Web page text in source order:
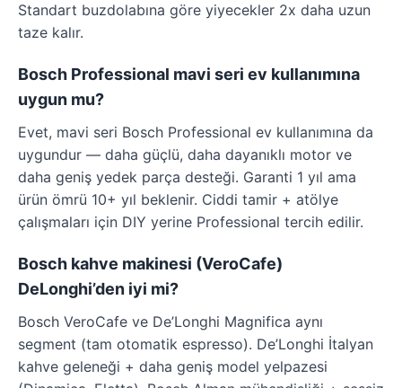
Standart buzdolabına göre yiyecekler 2x daha uzun
taze kalır.
Bosch Professional mavi seri ev kullanımına
uygun mu?
Evet, mavi seri Bosch Professional ev kullanımına da
uygundur — daha güçlü, daha dayanıklı motor ve
daha geniş yedek parça desteği. Garanti 1 yıl ama
ürün ömrü 10+ yıl beklenir. Ciddi tamir + atölye
çalışmaları için DIY yerine Professional tercih edilir.
Bosch kahve makinesi (VeroCafe)
DeLonghi’den iyi mi?
Bosch VeroCafe ve De’Longhi Magnifica aynı
segment (tam otomatik espresso). De’Longhi İtalyan
kahve geleneği + daha geniş model yelpazesi